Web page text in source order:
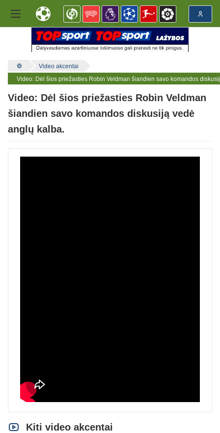
Video akcentai
Video: Dėl šios priežasties Robin Veldman šiandien savo komandos
Video: Dėl šios priežasties Robin Veldman
šiandien savo komandos diskusiją vedė
anglų kalba.
Kiti video akcentai